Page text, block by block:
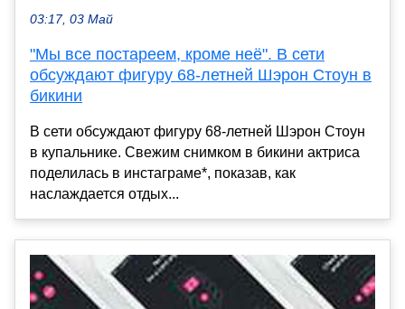
03:17, 03 Май
"Мы все постареем, кроме неё". В сети
обсуждают фигуру 68-летней Шэрон Стоун в
бикини
В сети обсуждают фигуру 68-летней Шэрон Стоун
в купальнике. Свежим снимком в бикини актриса
поделилась в инстаграме*, показав, как
наслаждается отдых...